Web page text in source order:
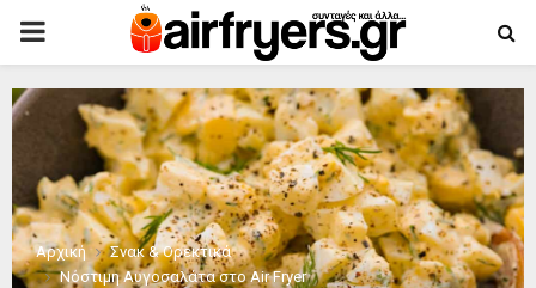
PRIMARY
MENU
Αρχική
Σνακ & Ορεκτικά
Νόστιμη Αυγοσαλάτα στο Air Fryer